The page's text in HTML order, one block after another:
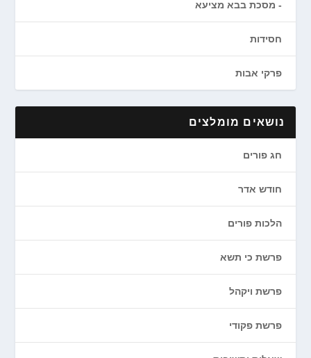
מסכת בבא מציעא
חסידות
פרקי אבות
נושאים מומלצים
חג פורים
חודש אדר
הלכות פורים
פרשת כי תשא
פרשת ויקהל
פרשת פקודי